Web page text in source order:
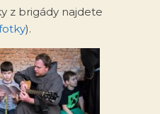
z brigády najdete
).